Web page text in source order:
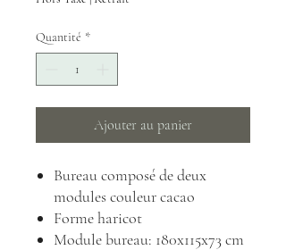
Quantité *
Ajouter au panier
Bureau composé de deux
modules couleur cacao
Forme haricot
Module bureau: 180x115x73 cm